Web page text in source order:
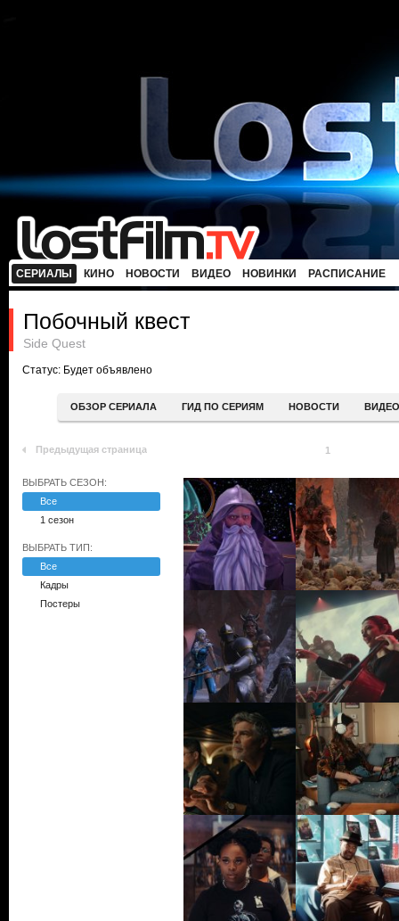
СЕРИАЛЫ КИНО НОВОСТИ ВИДЕО НОВИНКИ РАСПИСАНИЕ
Побочный квест
Side Quest
Статус: Будет объявлено
ОБЗОР СЕРИАЛА ГИД ПО СЕРИЯМ НОВОСТИ ВИДЕО
Предыдущая страница 1
ВЫБРАТЬ СЕЗОН:
Все
1 сезон
ВЫБРАТЬ ТИП:
Все
Кадры
Постеры